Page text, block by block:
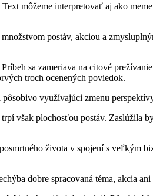
Text môžeme interpretovať aj ako
postáv, akciou a
sa zameriava na citové
troch ocenených poviedok.
využívajúci zmenu
však plochosťou postáv. Zaslúžila
života v spojení s veľkým
dobre spracovaná téma, akcia